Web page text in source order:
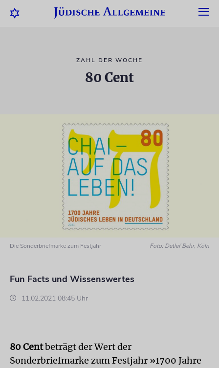
ZAHL DER WOCHE
80 Cent
Die Sonderbriefmarke zum Festjahr Foto: Detlef Behr, Köln
Fun Facts und Wissenswertes
11.02.2021 08:45 Uhr
80 Centbeträgt der Wert der
Sonderbriefmarke zum Festjahr »1700 Jahre